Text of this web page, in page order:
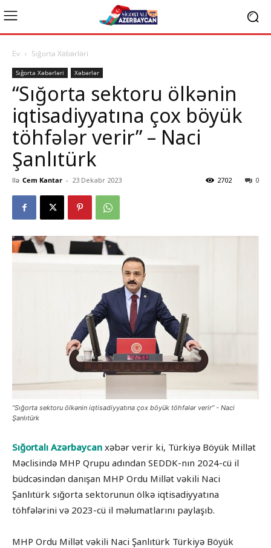
Ev Sığorta Xəbərləri
Sığorta Xəbərləri Xəbərlər
“Sığorta sektoru ölkənin
iqtisadiyyatına çox böyük
töhfələr verir” – Naci
Şanlıtürk
Ilə Cem Kantar - 23 Dekabr 2023 0
2702
“Sığorta sektoru ölkənin iqtisadiyyatına çox böyük töhfələr verir” - Naci
Şanlıtürk
Sığortalı Azərbaycan xəbər verir ki, Türkiyə Böyük Millət
Məclisində MHP Qrupu adından SEDDK-nın 2024-cü il
büdcəsindən danışan MHP Ordu Millət vəkili Naci
Şanlıtürk sığorta sektorunun ölkə iqtisadiyyatına
töhfələrini və 2023-cü il məlumatlarını paylaşıb.
MHP Ordu Millət vəkili Naci Şanlıtürk Türkiyə Böyük